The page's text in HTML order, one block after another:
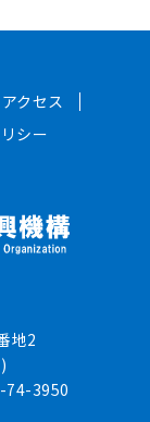
アクセス
シー
地2
74-3950